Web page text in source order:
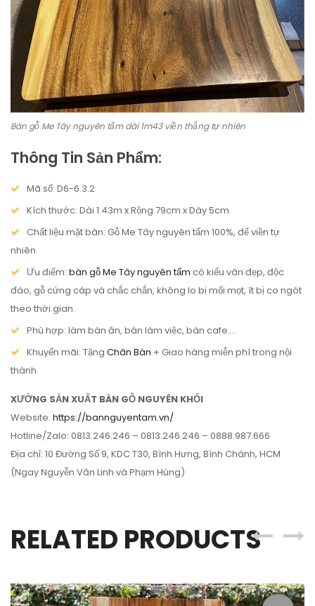
Bàn gỗ Me Tây nguyên tấm dài 1m43 viền thẳng tự nhiên
Thông Tin Sản Phẩm:
Mã số: D6-6.3.2
Kích thước: Dài 1.43m x Rộng 79cm x Dày 5cm
Chất liệu mặt bàn: Gỗ Me Tây nguyên tấm 100%, để viền tự
nhiên
Ưu điểm: bàn gỗ Me Tây nguyên tấm có kiểu vân đẹp, độc
đáo, gỗ cứng cáp và chắc chắn, không lo bị mối mọt, ít bị co ngót
theo thời gian.
Phù hợp: làm bàn ăn, bàn làm việc, bàn cafe….
Khuyến mãi: Tặng Chân Bàn + Giao hàng miễn phí trong nội
thành
XƯỞNG SẢN XUẤT BÀN GỖ NGUYÊN KHỐI
Website: https://bannguyentam.vn/
Hotline/Zalo: 0813.246.246 – 0813.246.246 – 0888.987.666
Địa chỉ: 10 Đường Số 9, KDC T30, Bình Hưng, Bình Chánh, HCM
(Ngay Nguyễn Văn Linh và Phạm Hùng)
RELATED PRODUCTS